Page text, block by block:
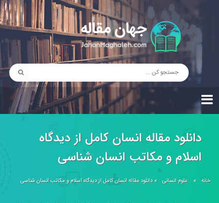
دانلود مقاله انسان کامل از دیدگاه
اسلام و مکاتب انسان شناسی
خانه » علوم انسانی »دانلود مقاله انسان کامل از دیدگاه اسلام و مکاتب انسان شناسی